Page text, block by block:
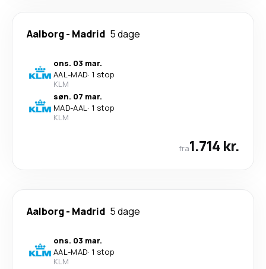
Aalborg- Madrid 5 dage
ons. 03 mar.
AAL-MAD· 1 stop
KLM
søn. 07 mar.
MAD-AAL· 1 stop
KLM
fra1.714 kr.
Aalborg- Madrid 5 dage
ons. 03 mar.
AAL-MAD· 1 stop
KLM